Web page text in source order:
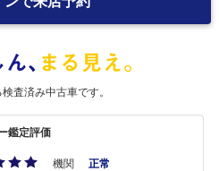
査済み中古車です。
鑑定評価
機関
正常